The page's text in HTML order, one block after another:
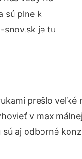
sú plne k
snov.sk je tu
prešlo
v
sú aj odborné